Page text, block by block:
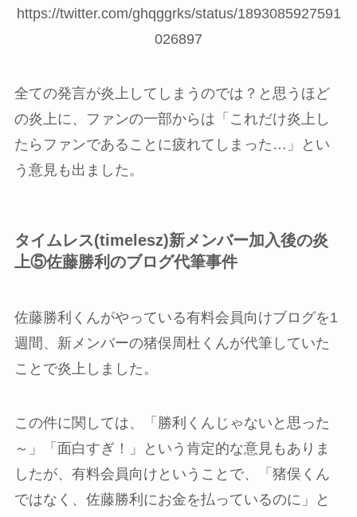
https://twitter.com/ghqggrks/status/1893085927591
026897
全ての発言が炎上してしまうのでは？と思うほど
の炎上に、ファンの一部からは「これだけ炎上し
たらファンであることに疲れてしまった…」とい
う意見も出ました。
タイムレス(timelesz)新メンバー加入後の炎
上⑤佐藤勝利のブログ代筆事件
佐藤勝利くんがやっている有料会員向けブログを1
週間、新メンバーの猪俣周杜くんが代筆していた
ことで炎上しました。
この件に関しては、「勝利くんじゃないと思った
～」「面白すぎ！」という肯定的な意見もありま
したが、有料会員向けということで、「猪俣くん
ではなく、佐藤勝利にお金を払っているのに」と